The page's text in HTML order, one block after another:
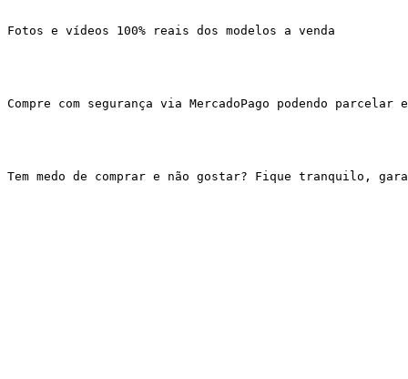
Fotos e vídeos 100% reais dos modelos a venda
Compre com segurança via MercadoPago podendo
Tem medo de comprar e não gostar? Fique tranquilo,